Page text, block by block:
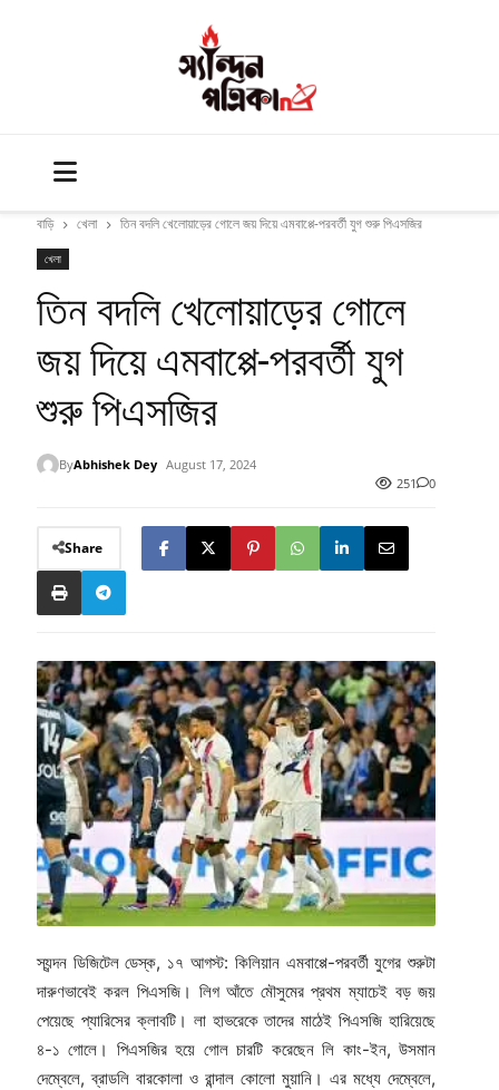
বাড়ি খেলা তিন বদলি খেলোয়াড়ের গোলে জয় দিয়ে এমবাপ্পে-পরবর্তী যুগ শুরু পিএসজির
খেলা
তিন বদলি খেলোয়াড়ের গোলে
জয় দিয়ে এমবাপ্পে-পরবর্তী যুগ
শুরু পিএসজির
ByAbhishek Dey August 17, 2024
251
0
Share
স্যন্দন ডিজিটেল ডেস্ক, ১৭ আগস্ট: কিলিয়ান এমবাপ্পে-পরবর্তী যুগের শুরুটা
দারুণভাবেই করল পিএসজি। লিগ আঁতে মৌসুমের প্রথম ম্যাচেই বড় জয়
পেয়েছে প্যারিসের ক্লাবটি। লা হাভরেকে তাদের মাঠেই পিএসজি হারিয়েছে
৪-১ গোলে। পিএসজির হয়ে গোল চারটি করেছেন লি কাং-ইন, উসমান
দেম্বেলে, ব্রাডলি বারকোলা ও রান্দাল কোলো মুয়ানি। এর মধ্যে দেম্বেলে,